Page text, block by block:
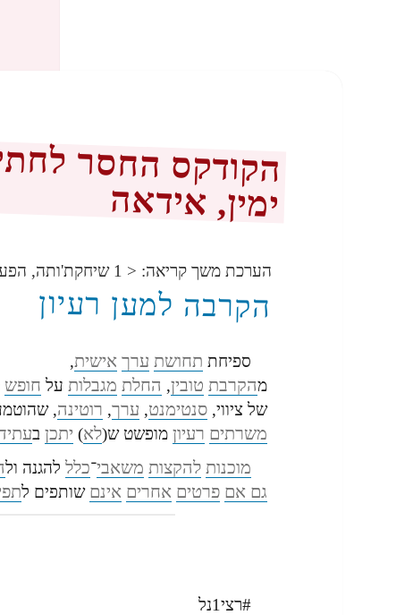
הקודקס החסר
ימין, אידאה
הערכת משך קריאה: < 1 שיחקת'ותה,
הקרבה למען רעיון
ספיחת תחושת ערך אישית,
מהקרבת טובין, החלת מגבלות על חופש
של ציווי, סנטימנט, ערך, רוטינה,
משרתים רעיוןמופשט ש(לא) יתכןב
מוכנות להקצות משאבי־כלללהגנה ול
גם אם פרטים אחרים אינם שותפים ל
#רצי1נל